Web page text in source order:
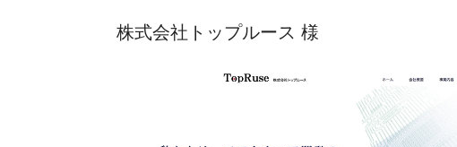
株式会社トップルース 様